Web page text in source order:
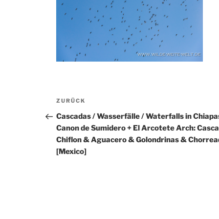
Beitragsnavigation
Vorheriger
Beitrag
ZURÜCK
Cascadas / Wasserfälle / Waterfalls in
Canon de Sumidero + El Arcotete Arch:
Chiflon & Aguacero & Golondrinas &
[Mexico]